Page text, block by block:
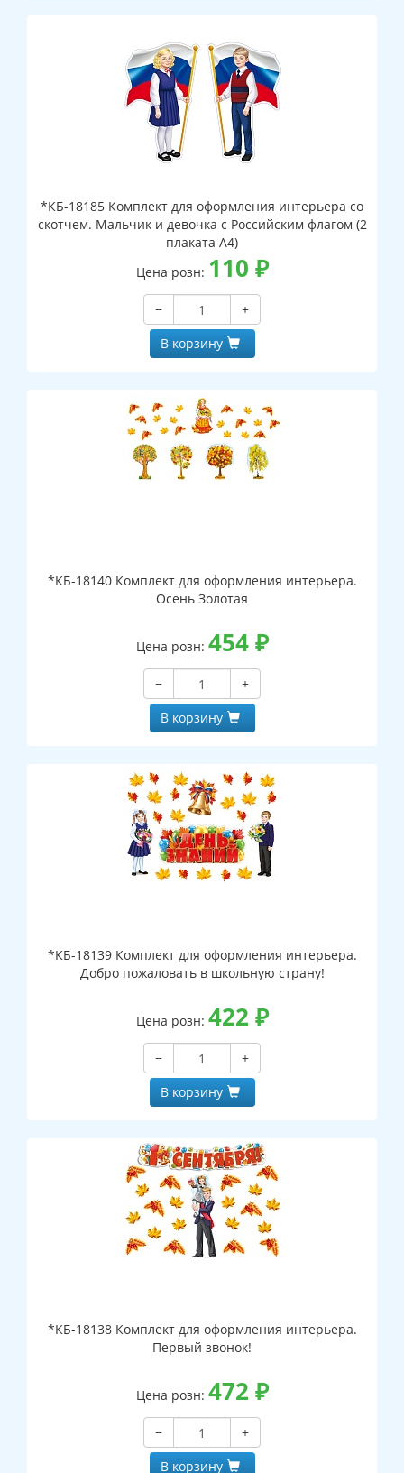
*КБ-18185 Комплект для оформления интерьера со
скотчем. Мальчик и девочка с Российским флагом (2
плаката А4)
Цена розн: 110 ₽
−
+
В корзину
*КБ-18140 Комплект для оформления интерьера.
Осень Золотая
Цена розн: 454₽
−
+
В корзину
*КБ-18139 Комплект для оформления интерьера.
Добро пожаловать в школьную страну!
Цена розн: 422 ₽
−
+
В корзину
*КБ-18138 Комплект для оформления интерьера.
Первый звонок!
Цена розн: 472 ₽
−
+
В корзину